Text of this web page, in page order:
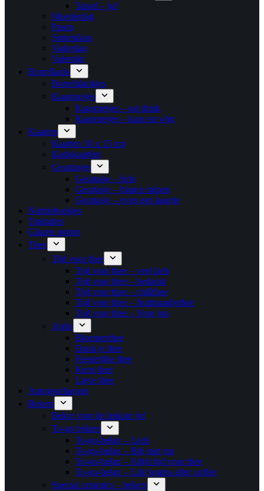
Tassel – juf
Moederdag
Pasen
Sinterklaas
Vaderdag
Valentijn
Borrelkado
Borrelplankjes
Kaasmesjes
Kaasmesjes – eat drink
Kaasmesjes – kaas en wijn
Kaarten
Kaarten 10 x 15 cm
Kadokaartjes
Geurtasjes
Geurtasje – liefs
Geurtasje – blanco tulpen
Geurtasje – even een kaartje
Notitieboekjes
Traktaties
Glazen potten
Thee
Tijd voor thee
Tijd voor thee – veel liefs
Tijd voor thee – bedankt
Tijd voor thee – chillthee
Tijd voor thee – fruitmandjethee
Tijd voor thee – Voor jou
Arelo
Bloementhee
Dank je thee
Feestelijke thee
Kerst thee
Lieve thee
Autogeurhanger
Bekers
Beker voor de leukste juf
To-go bekers
To-go-beker – Liefs
To-go-beker – Blij met jou
To-go-beker – Altijd tijd voor thee
To-go-beker – Life begins after coffee
Special ceramics – bekers